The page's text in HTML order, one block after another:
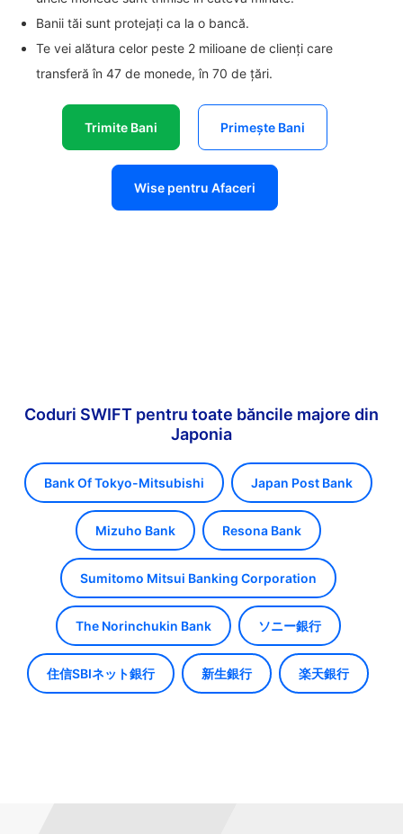
Banii tăi sunt protejați ca la o bancă.
Te vei alătura celor peste 2 milioane de clienți care
transferă în 47 de monede, în 70 de țări.
Trimite Bani Primește Bani
Wise pentru Afaceri
Coduri SWIFT pentru toate băncile majore din
Japonia
Bank Of Tokyo-Mitsubishi Japan Post Bank
Mizuho Bank Resona Bank
Sumitomo Mitsui Banking Corporation
The Norinchukin Bank ソニー銀行
住信SBIネット銀行 新生銀行 楽天銀行